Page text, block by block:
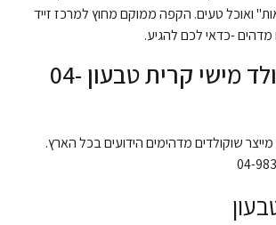
ואוכל טעים. הקפה ממוקם מחוץ למרכז זייד
מדהים -כדאי לכם להגיע.
מישי קרית טבעון 04-
שוקולדים מדהימים הידועים בכל הארץ.
04-